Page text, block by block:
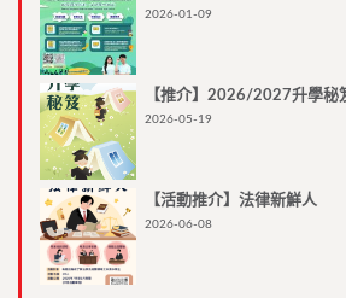
2026-01-09
【推介】2026/2027升學秘
2026-05-19
【活動推介】法律新鮮人
2026-06-08